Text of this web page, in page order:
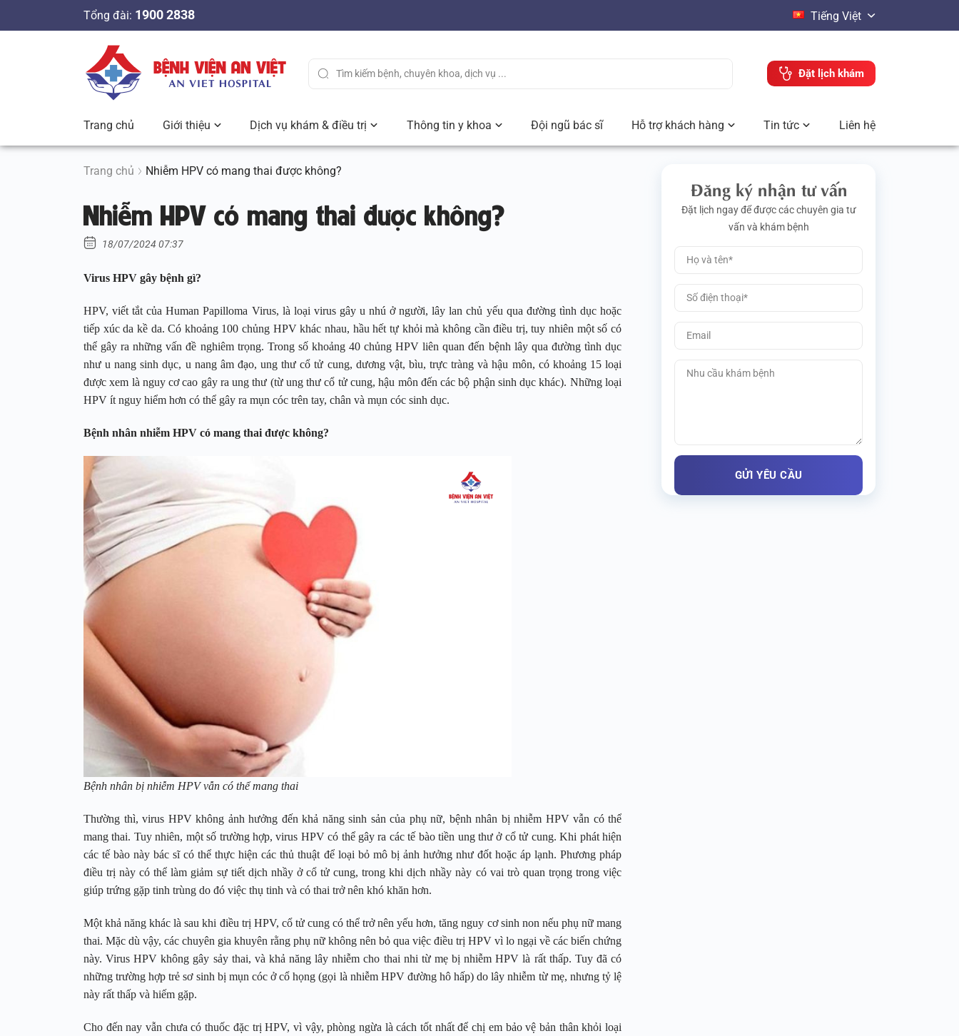
n
Tổng đài: 1900 2838 Tiếng Việt
Đặt lịch khám
Trang chủ Giới thiệu Dịch vụ khám & điều trị Thông tin y khoa Đội ngũ bác sĩ Hỗ trợ khách hàng Tin tức Liên hệ
Trang chủ Nhiễm HPV có mang thai được không?
Nhiễm HPV có mang thai được không?
18/07/2024 07:37
Virus HPV gây bệnh gì?
HPV, viết tắt của Human Papilloma Virus, là loại virus gây u nhú ở người, lây lan chủ yếu qua đường tình dục hoặc
tiếp xúc da kề da. Có khoảng 100 chủng HPV khác nhau, hầu hết tự khỏi mà không cần điều trị, tuy nhiên một số có
thể gây ra những vấn đề nghiêm trọng. Trong số khoảng 40 chủng HPV liên quan đến bệnh lây qua đường tình dục
như u nang sinh dục, u nang âm đạo, ung thư cổ tử cung, dương vật, bìu, trực tràng và hậu môn, có khoảng 15 loại
được xem là nguy cơ cao gây ra ung thư (từ ung thư cổ tử cung, hậu môn đến các bộ phận sinh dục khác). Những loại
HPV ít nguy hiểm hơn có thể gây ra mụn cóc trên tay, chân và mụn cóc sinh dục.
Bệnh nhân nhiễm HPV có mang thai được không?
Bệnh nhân bị nhiễm HPV vẫn có thể mang thai
Thường thì, virus HPV không ảnh hưởng đến khả năng sinh sản của phụ nữ, bệnh nhân bị nhiễm HPV vẫn có thể
mang thai. Tuy nhiên, một số trường hợp, virus HPV có thể gây ra các tế bào tiền ung thư ở cổ tử cung. Khi phát hiện
các tế bào này bác sĩ có thể thực hiện các thủ thuật để loại bỏ mô bị ảnh hưởng như đốt hoặc áp lạnh. Phương pháp
điều trị này có thể làm giảm sự tiết dịch nhầy ở cổ tử cung, trong khi dịch nhầy này có vai trò quan trọng trong việc
giúp trứng gặp tinh trùng do đó việc thụ tinh và có thai trở nên khó khăn hơn.
Một khả năng khác là sau khi điều trị HPV, cổ tử cung có thể trở nên yếu hơn, tăng nguy cơ sinh non nếu phụ nữ mang
thai. Mặc dù vậy, các chuyên gia khuyên rằng phụ nữ không nên bỏ qua việc điều trị HPV vì lo ngại về các biến chứng
này. Virus HPV không gây sảy thai, và khả năng lây nhiễm cho thai nhi từ mẹ bị nhiễm HPV là rất thấp. Tuy đã có
những trường hợp trẻ sơ sinh bị mụn cóc ở cổ họng (gọi là nhiễm HPV đường hô hấp) do lây nhiễm từ mẹ, nhưng tỷ lệ
này rất thấp và hiếm gặp.
Cho đến nay vẫn chưa có thuốc đặc trị HPV, vì vậy, phòng ngừa là cách tốt nhất để chị em bảo vệ bản thân khỏi loại
Đăng ký nhận tư vấn
Đặt lịch ngay để được các chuyên gia tư
vấn và khám bệnh